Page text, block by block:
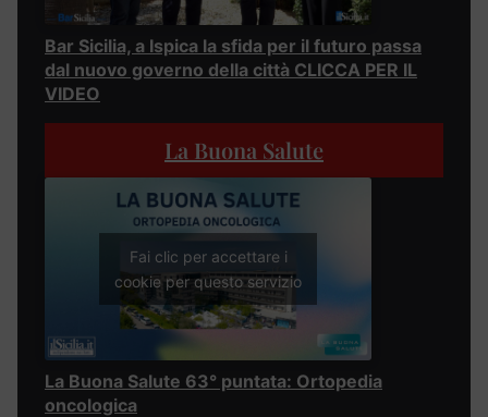
Bar Sicilia, a Ispica la sfida per il futuro passa
dal nuovo governo della città CLICCA PER IL
VIDEO
La Buona Salute
Fai clic per accettare i
cookie per questo servizio
La Buona Salute 63° puntata: Ortopedia
oncologica